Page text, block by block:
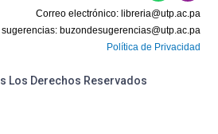
Correo electrónico: libreria@utp.ac.pa
sugerencias: buzondesugerencias@utp.ac.pa
Política de Privacidad
Los Derechos Reservados